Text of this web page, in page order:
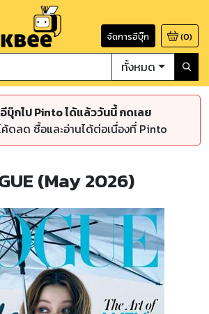
จัดการอีบุ๊ก (0)
ทั้งหมด
บุ๊กไป Pinto ได้แล้ววันนี้ กดเลย
ดลด ซื้อและอ่านได้ต่อเนื่องที่ Pinto
(May 2026)